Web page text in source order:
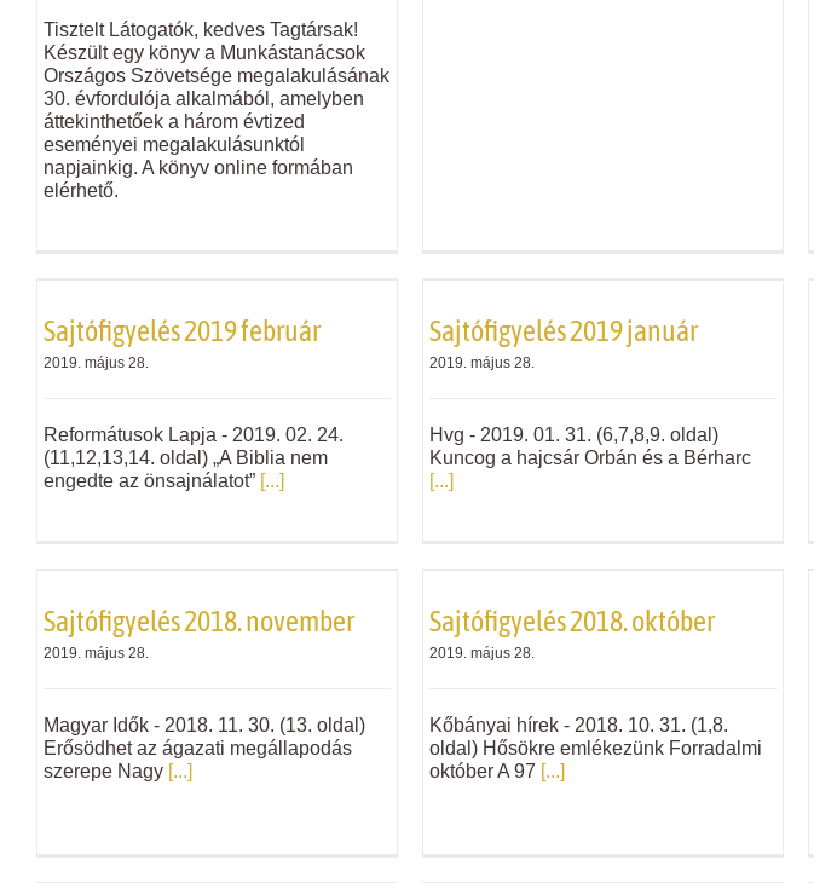
Tisztelt Látogatók, kedves Tagtársak!
Készült egy könyv a Munkástanácsok
Országos Szövetsége megalakulásának
30. évfordulója alkalmából, amelyben
áttekinthetőek a három évtized
eseményei megalakulásunktól
napjainkig. A könyv online formában
elérhető.
Sajtófigyelés 2019 február
2019. május 28.
Reformátusok Lapja - 2019. 02. 24.
(11,12,13,14. oldal) „A Biblia nem
engedte az önsajnálatot” [...]
Sajtófigyelés 2019 január
2019. május 28.
Hvg - 2019. 01. 31. (6,7,8,9. oldal)
Kuncog a hajcsár Orbán és a Bérharc
[...]
Sajtófigyelés 2018. november
2019. május 28.
Magyar Idők - 2018. 11. 30. (13. oldal)
Erősödhet az ágazati megállapodás
szerepe Nagy [...]
Sajtófigyelés 2018. október
2019. május 28.
Kőbányai hírek - 2018. 10. 31. (1,8.
oldal) Hősökre emlékezünk Forradalmi
október A 97 [...]